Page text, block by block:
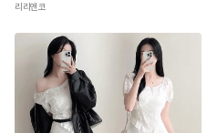
리리앤코